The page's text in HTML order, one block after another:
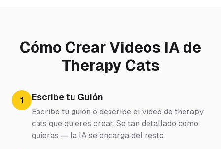
Cómo Crear Videos IA de
Therapy Cats
1 Escribe tu Guión
Escribe tu guión o describe el video de therapy
cats que quieres crear. Sé tan detallado como
quieras — la IA se encarga del resto.